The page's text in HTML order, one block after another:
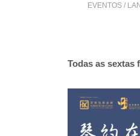
EVENTOS /
Todas as sextas